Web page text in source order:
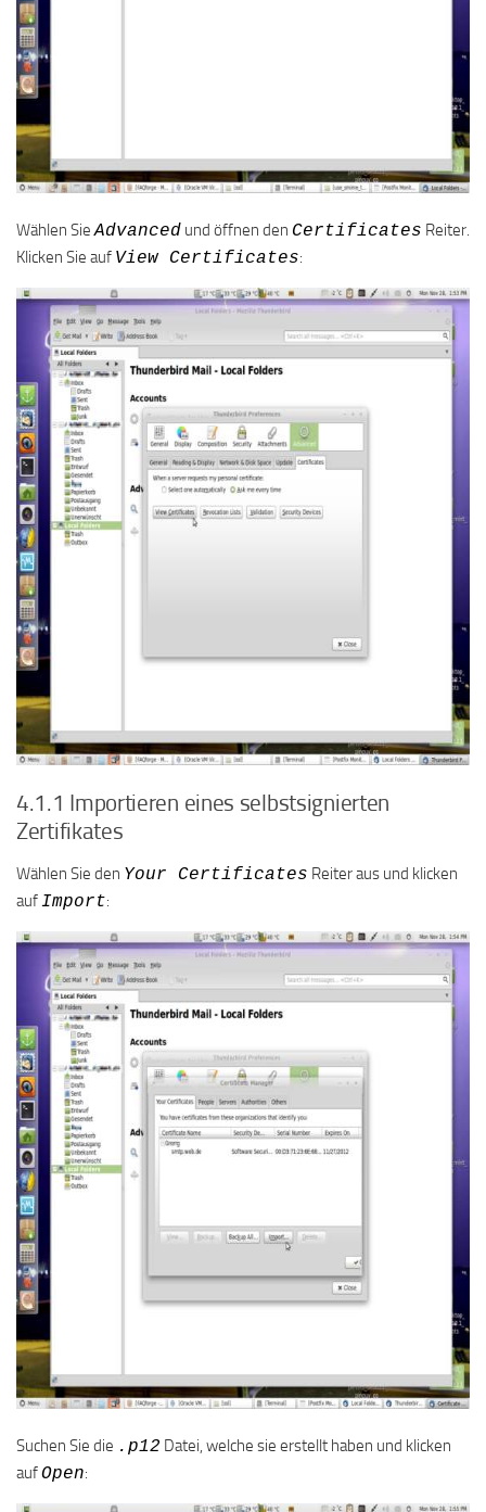
Wählen SieAdvanced und öffnen den Certificates Reiter.
Klicken Sie auf View Certificates:
4.1.1 Importieren eines selbstsignierten
Zertifikates
Wählen Sie den Your Certificates Reiter aus und klicken
aufImport:
Suchen Sie die .p12 Datei, welche sie erstellt haben und klicken
aufOpen: